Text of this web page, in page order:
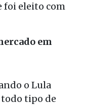
foi eleito com
em
o Lula
tipo de